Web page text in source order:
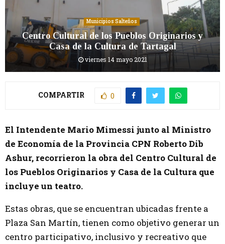
Municipios Salteños
Centro Cultural de los Pueblos Originarios y
Casa de la Cultura de Tartagal
viernes 14 mayo 2021
COMPARTIR 0
El Intendente Mario Mimessi junto al Ministro
de Economía de la Provincia CPN Roberto Dib
Ashur, recorrieron la obra del Centro Cultural de
los Pueblos Originarios y Casa de la Cultura que
incluye un teatro.
Estas obras, que se encuentran ubicadas frente a
Plaza San Martín, tienen como objetivo generar un
centro participativo, inclusivo y recreativo que